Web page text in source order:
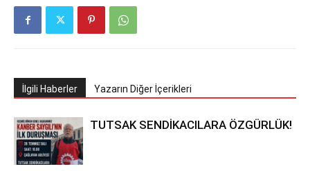
İlgili Haberler Yazarın Diğer İçerikleri
TUTSAK SENDİKACILARA ÖZGÜRLÜK!